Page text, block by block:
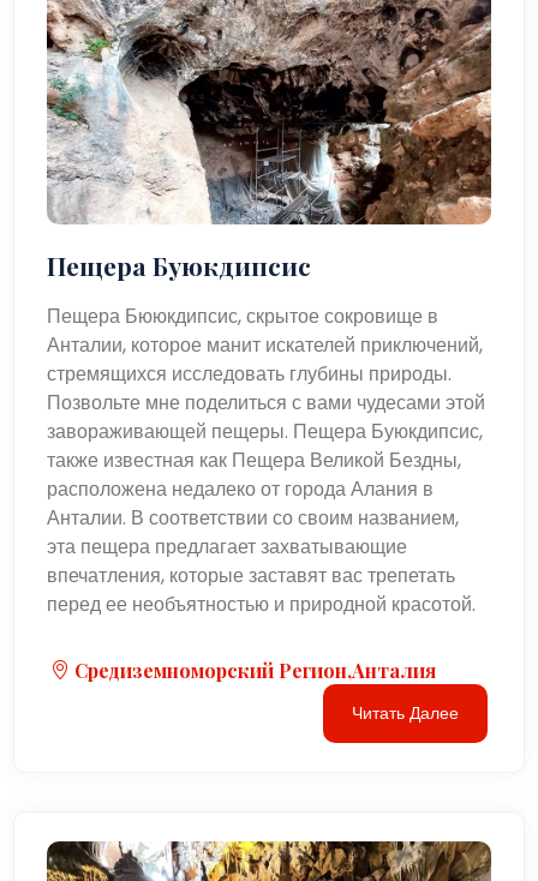
Пещера Буюкдипсис
Пещера Бююкдипсис, скрытое сокровище в
Анталии, которое манит искателей приключений,
стремящихся исследовать глубины природы.
Позвольте мне поделиться с вами чудесами этой
завораживающей пещеры. Пещера Буюкдипсис,
также известная как Пещера Великой Бездны,
расположена недалеко от города Алания в
Анталии. В соответствии со своим названием,
эта пещера предлагает захватывающие
впечатления, которые заставят вас трепетать
перед ее необъятностью и природной красотой.
Средиземноморский Регион,Анталия
Читать Далее